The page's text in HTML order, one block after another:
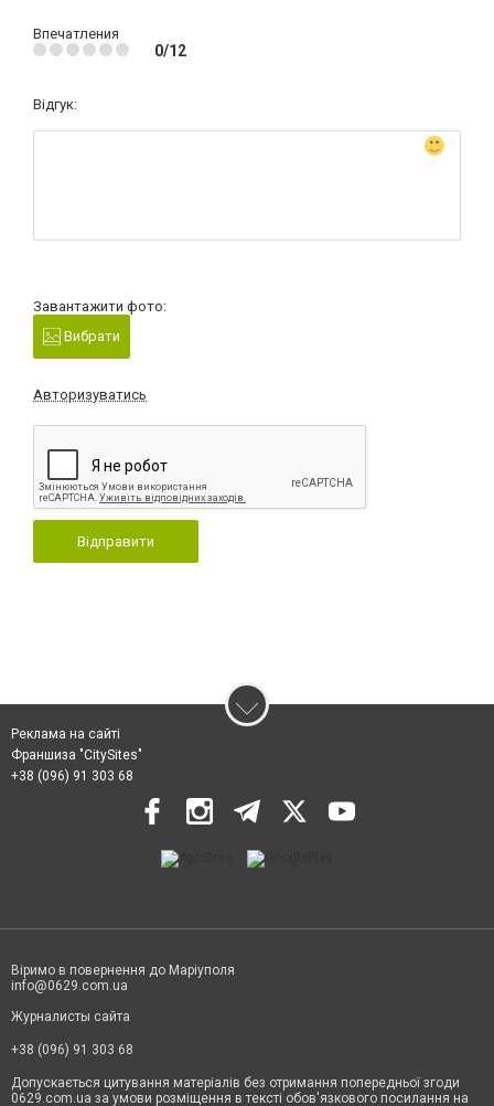
Впечатления
0/12
Відгук:
Завантажити фото:
Вибрати
Авторизуватись
Відправити
Реклама на сайті
Франшиза "CitySites"
+38 (096) 91 303 68
Віримо в повернення до Маріуполя
info@0629.com.ua
Журналисты сайта
+38 (096) 91 303 68
Допускається цитування матеріалів без отримання попередньої згоди
0629.com.ua за умови розміщення в тексті обов'язкового посилання на